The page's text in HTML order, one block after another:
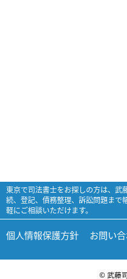
東京で司法書士をお探しの方は、武
続、登記、債務整理、訴訟問題まで
軽にご相談いただけます。
個人情報保護方針 お問い
© 武藤